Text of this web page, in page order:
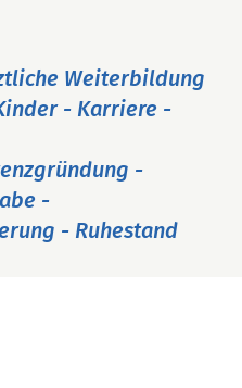
Weiterbildung
- Karriere -
-
-
- Ruhestand